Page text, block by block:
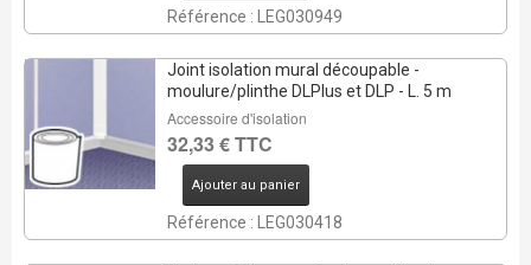
Référence : LEG030949
Joint isolation mural découpable -
moulure/plinthe DLPlus et DLP - L. 5 m
Accessoire d'isolation
32,33 € TTC
Ajouter au panier
Référence : LEG030418